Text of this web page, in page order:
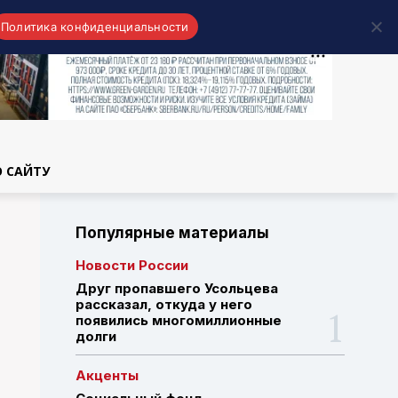
САЙТУ
Популярные материалы
Новости России
Друг пропавшего Усольцева
рассказал, откуда у него
появились многомиллионные
долги
Акценты
Политика конфиденциальности